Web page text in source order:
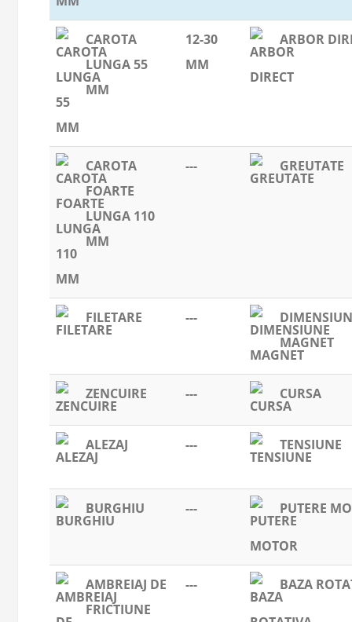
CAROTA
LUNGA 55
MM
12-30
MM
ARBOR
CAROTA
FOARTE
LUNGA 110
MM
--- GREUTATE
FILETARE ---
MAGNET
ZENCUIRE --- CURSA
ALEZAJ --- TENSIUNE
BURGHIU --- PUTERE
AMBREIAJ DE
FRICTIUNE
--- BAZA